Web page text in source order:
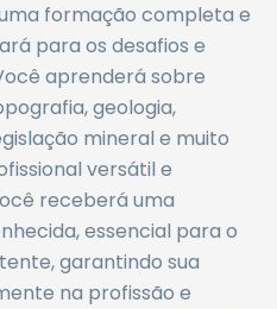
formação completa e
para os desafios e
aprenderá sobre
geologia,
mineral e muito
versátil e
receberá uma
essencial para o
garantindo sua
na profissão e